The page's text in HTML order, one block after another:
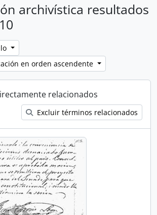
archivística resultados
en orden ascendente
relacionados
Excluir términos relacionados